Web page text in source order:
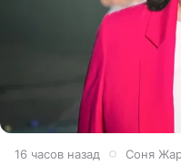
16 часов назад Соня